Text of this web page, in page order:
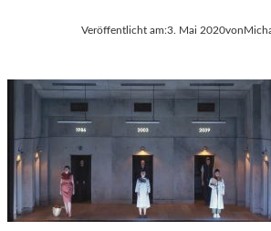
Veröffentlicht am:3. Mai 2020von